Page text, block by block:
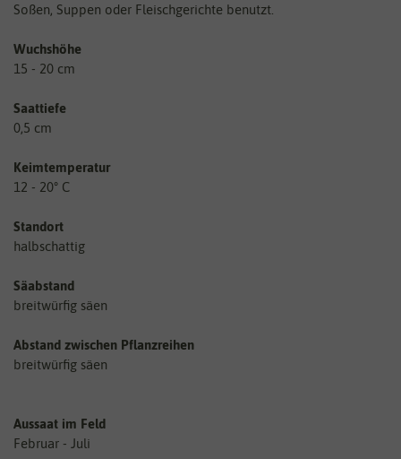
Soßen, Suppen oder Fleischgerichte benutzt.
Wuchshöhe
15 - 20 cm
Saattiefe
0,5 cm
Keimtemperatur
12 - 20° C
Standort
halbschattig
Säabstand
breitwürfig säen
Abstand zwischen Pflanzreihen
breitwürfig säen
Aussaat im Feld
Februar - Juli